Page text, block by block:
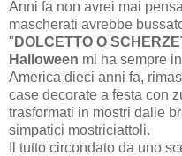
Anni fa non avrei mai
mascherati avrebbe
" DOLCETTO O
Halloween mi ha sempre
America dieci anni fa,
case decorate a festa con
trasformati in mostri dalle
simpatici mostriciattoli.
Il tutto circondato da uno